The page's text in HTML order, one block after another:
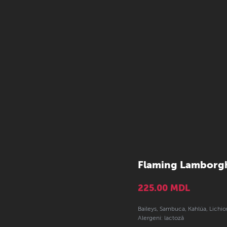
Flaming
225.00 MDL
Baileys, Sambuca, Kahlúa,
Alergeni: lactoză